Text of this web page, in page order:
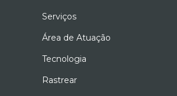
Serviços
Área de Atuação
Tecnologia
Rastrear